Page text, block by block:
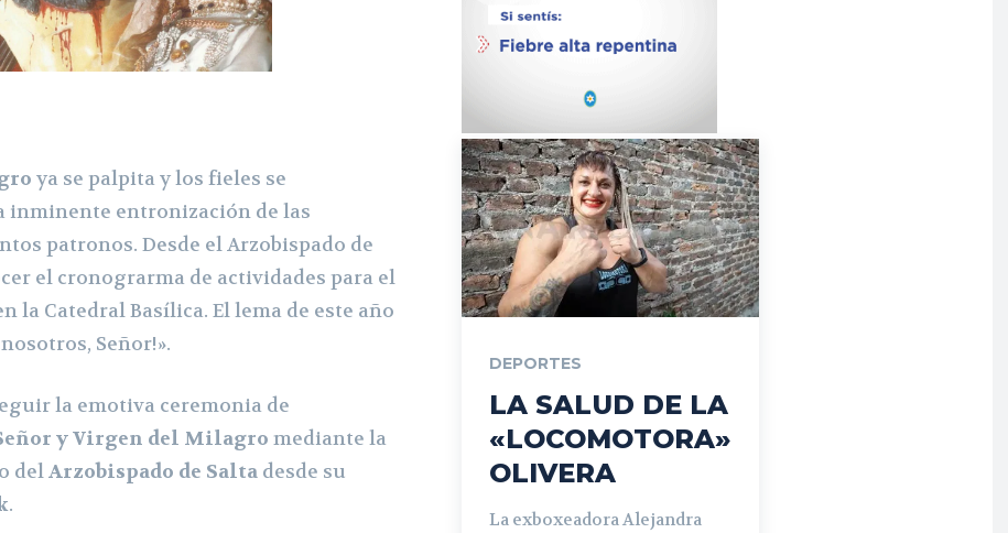
ya se palpita y los fieles se
inminente entronización de las
patronos. Desde el Arzobispado de
el cronograrma de actividades para el
la Catedral Basílica. El lema de este año
Señor!».
la emotiva ceremonia de
y Virgen del Milagro mediante la
delArzobispado de Salta desde su
.
DEPORTES
LA SALUD DE LA
«LOCOMOTORA»
OLIVERA
La exboxeadora Alejandra